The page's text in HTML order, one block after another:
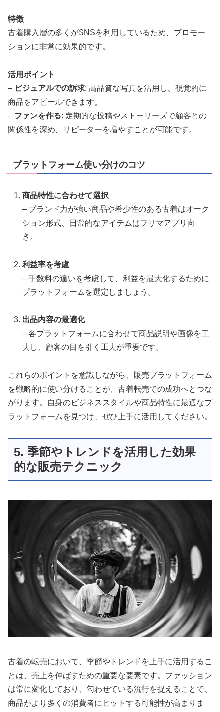
特徴
古着購入層の多くがSNSを利用しているため、プロモー
ションに非常に効果的です。
活用ポイント
– ビジュアルでの訴求: 高品質な写真を活用し、視覚的に
商品をアピールできます。
– ファンを作る: 定期的な投稿やストーリーズで顧客との
関係性を深め、リピーターを増やすことが可能です。
プラットフォーム使い分けのコツ
商品特性に合わせて選択
– ブランド力が強い商品や希少性のある古着はオーク
ション形式、日常的なアイテムはフリマアプリ向
き。
利益率を考慮
– 手数料の違いを考慮して、利益を最大化するために
プラットフォームを選定しましょう。
出品内容の最適化
– 各プラットフォームに合わせて商品説明や画像を工
夫し、顧客の目を引く工夫が重要です。
これらのポイントを意識しながら、販売プラットフォーム
を戦略的に使い分けることが、古着転売での成功へとつな
がります。自身のビジネススタイルや商品特性に最適なプ
ラットフォームを見つけ、ぜひ上手に活用してください。
5. 季節やトレンドを活用した効果
的な販売テクニック
古着の転売において、季節やトレンドを上手に活用するこ
とは、売上を伸ばすための重要な要素です。ファッション
は常に変化しており、匂わせている流行を捉えることで、
商品がより多くの消費者にヒットする可能性が高まりま